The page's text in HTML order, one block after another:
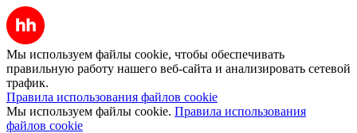
Мы используем файлы cookie, чтобы обеспечивать
правильную работу нашего веб-сайта и анализировать сетевой
трафик.
Правила использования файлов cookie
Мы используем файлы cookie. Правила использования
файлов cookie